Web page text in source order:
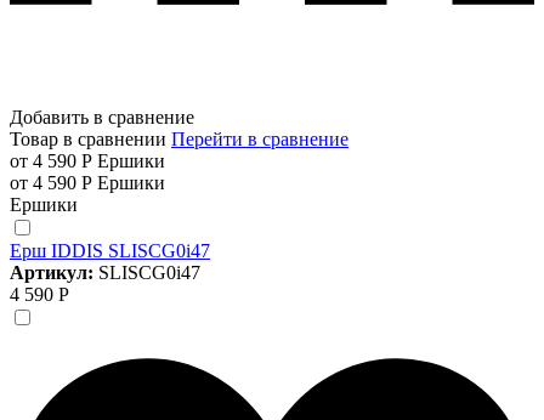
Добавить в сравнение
Товар в сравнении Перейти в сравнение
от 4 590 Р Ершики
от 4 590 Р Ершики
Ершики
Ерш IDDIS SLISCG0i47
Артикул: SLISCG0i47
4 590 Р